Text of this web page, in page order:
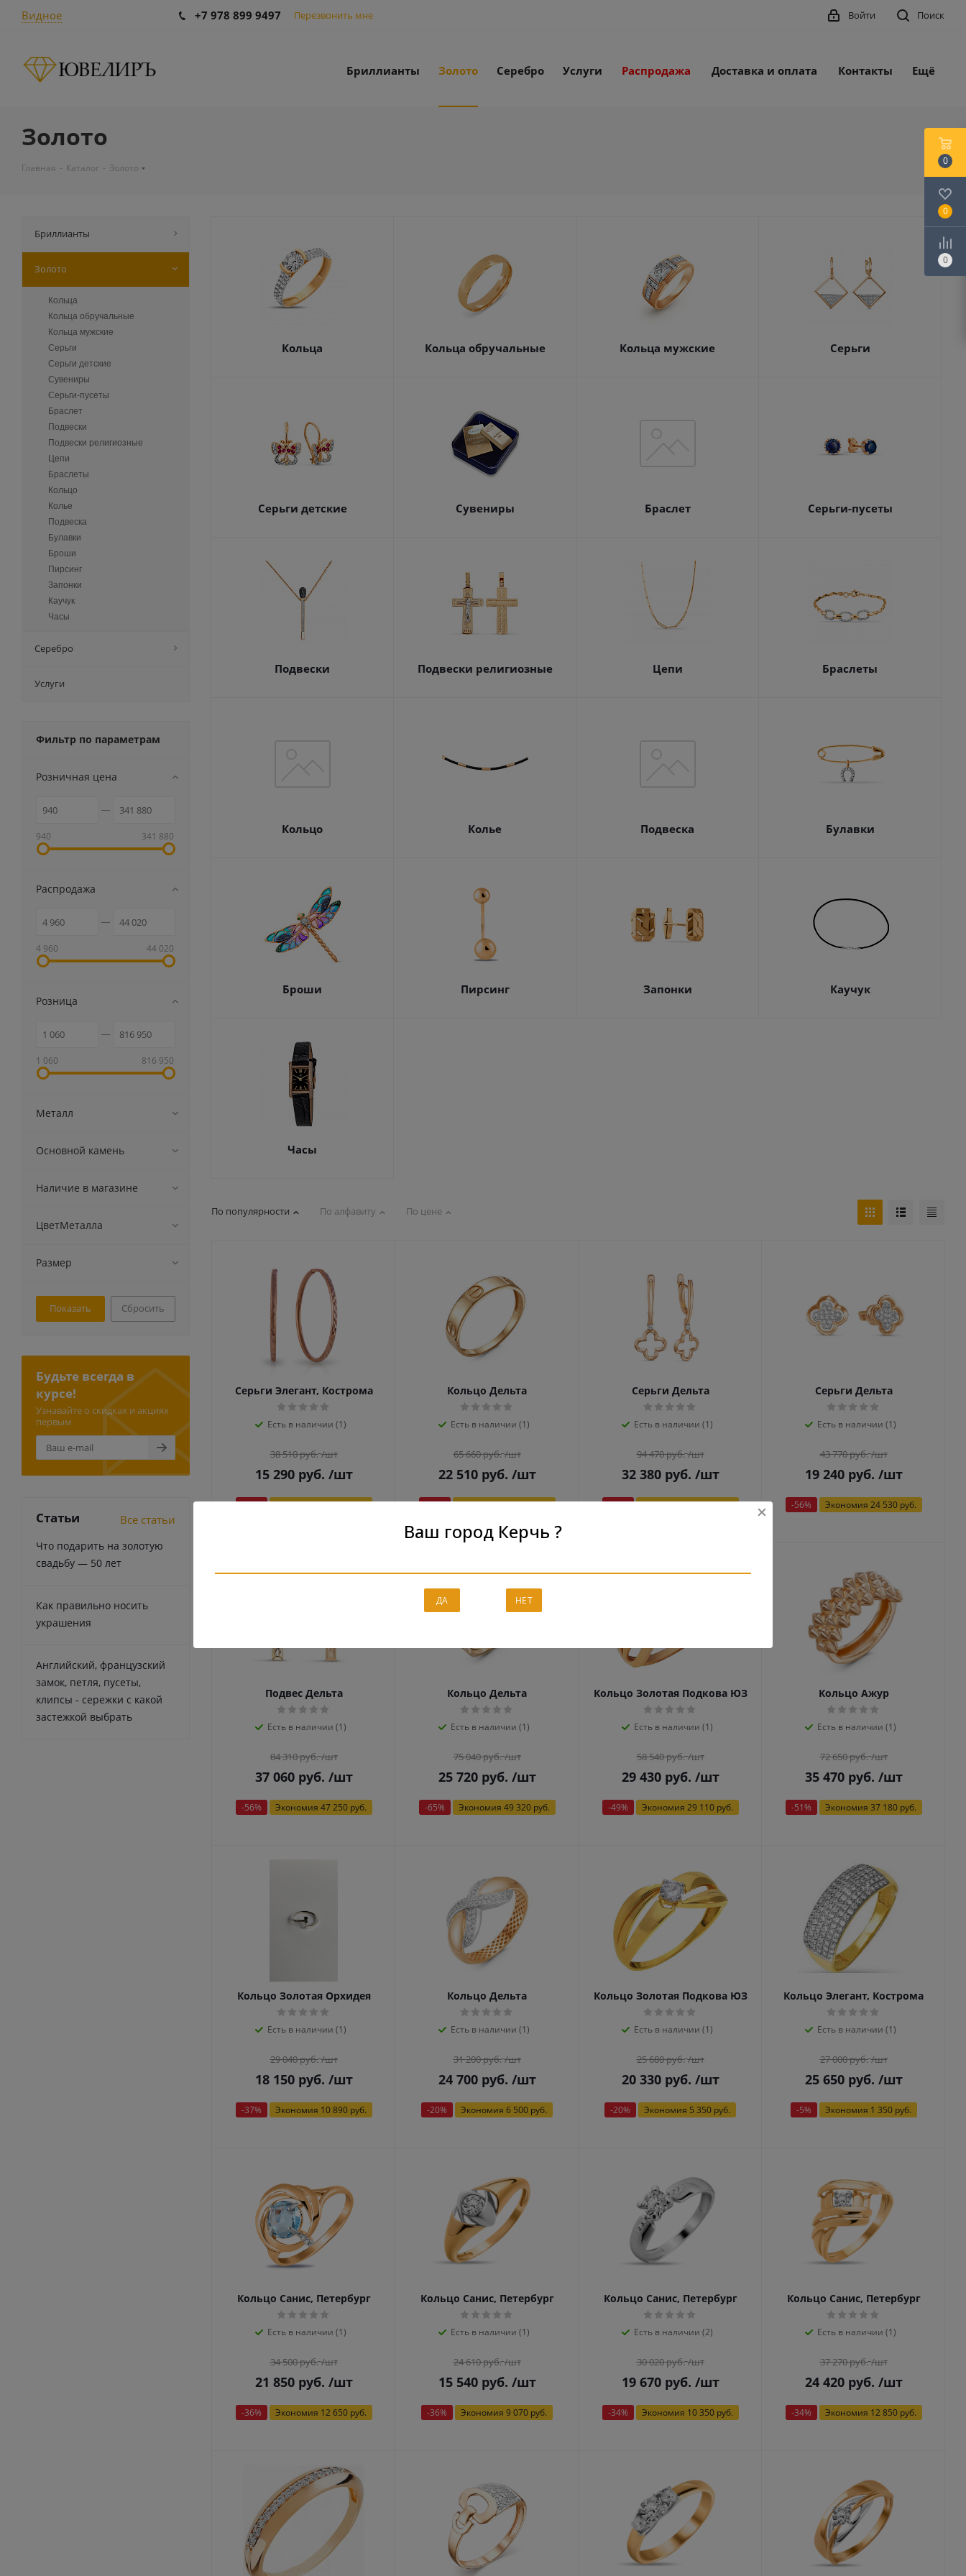
Ваш город Керчь ?
ДА НЕТ
Видное +7 978 899 9497 Перезвонить мне Поиск
Войти
Бриллианты Золото Серебро Услуги Распродажа Доставка и оплата Контакты Ещё
Золото
Главная - Каталог - Золото
Кольца Кольца обручальные Кольца мужские Серьги
Серьги детские Сувениры Браслет Серьги-пусеты
Подвески Подвески религиозные Цепи Браслеты
Кольцо Колье Подвеска Булавки
Броши Пирсинг Запонки Каучук
Часы
По популярности По алфавиту По цене
Серьги Элегант, Кострома
Есть в наличии (1)
38 510руб. /шт
15 290руб. /шт
-60% Экономия23 220 руб.
Кольцо Дельта
Есть в наличии (1)
65 660руб. /шт
22 510руб. /шт
-65% Экономия43 150 руб.
Серьги Дельта
Есть в наличии (1)
94 470руб. /шт
32 380руб. /шт
-65% Экономия62 090 руб.
Серьги Дельта
Есть в наличии (1)
43 770руб. /шт
19 240руб. /шт
-56% Экономия 24 530 руб.
Подвес Дельта
Есть в наличии (1)
84 310руб. /шт
37 060руб. /шт
-56% Экономия 47 250 руб.
Кольцо Дельта
Есть в наличии (1)
75 040руб. /шт
25 720руб. /шт
-65% Экономия 49 320 руб.
Кольцо Золотая Подкова ЮЗ
Есть в наличии (1)
58 540руб. /шт
29 430руб. /шт
-49% Экономия 29 110 руб.
Кольцо Ажур
Есть в наличии (1)
72 650руб. /шт
35 470руб. /шт
-51% Экономия 37 180 руб.
Кольцо Золотая Орхидея
Есть в наличии (1)
29 040руб. /шт
18 150руб. /шт
-37% Экономия 10 890 руб.
Кольцо Дельта
Есть в наличии (1)
31 200руб. /шт
24 700руб. /шт
-20% Экономия 6 500 руб.
Кольцо Золотая Подкова ЮЗ
Есть в наличии (1)
25 680руб. /шт
20 330руб. /шт
-20% Экономия 5 350 руб.
Кольцо Элегант, Кострома
Есть в наличии (1)
27 000руб. /шт
25 650руб. /шт
-5% Экономия 1 350 руб.
Кольцо Санис, Петербург
Есть в наличии (1)
34 500руб. /шт
21 850руб. /шт
-36% Экономия 12 650 руб.
Кольцо Санис, Петербург
Есть в наличии (1)
24 610руб. /шт
15 540руб. /шт
-36% Экономия 9 070 руб.
Кольцо Санис, Петербург
Есть в наличии (2)
30 020руб. /шт
19 670руб. /шт
-34% Экономия 10 350 руб.
Кольцо Санис, Петербург
Есть в наличии (1)
37 270руб. /шт
24 420руб. /шт
-34% Экономия 12 850 руб.
Бриллианты
Золото
Кольца
Кольца обручальные
Кольца мужские
Серьги
Серьги детские
Сувениры
Серьги-пусеты
Браслет
Подвески
Подвески религиозные
Цепи
Браслеты
Кольцо
Колье
Подвеска
Булавки
Броши
Пирсинг
Запонки
Каучук
Часы
Серебро
Услуги
Фильтр по параметрам
Розничная цена
940 341 880
Распродажа
4 960 44 020
Розница
1 060 816 950
Металл
Основной камень
Наличие в магазине
ЦветМеталла
Размер
Сбросить
Будьте всегда в
курсе!
Узнавайте о скидках и акциях
первым
Статьи Все статьи
Что подарить на золотую
свадьбу — 50 лет
Как правильно носить
украшения
Английский, французский
замок, петля, пусеты,
клипсы - сережки с какой
застежкой выбрать
0
0
0